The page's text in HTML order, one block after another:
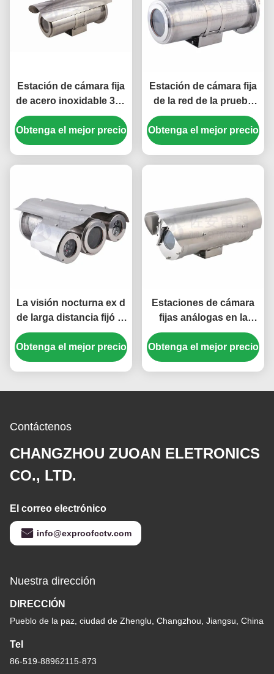
Estación de cámara fija
de acero inoxidable 304
con iluminación integral
Obtenga el mejor precio
Estación de cámara fija
de la red de la prueba
adaptable de la llama en
el entramado de acero
inoxidable 316L
Obtenga el mejor precio
La visión nocturna ex d
de larga distancia fijó la
estación de cámara con
la iluminación integral
Obtenga el mejor precio
Estaciones de cámara
fijas análogas en la
cavidad de acero
inoxidable 316L con el
sistema del limpiador
Obtenga el mejor precio
Contáctenos
CHANGZHOU ZUOAN ELETRONICS
CO., LTD.
El correo electrónico
info@exproofcctv.com
Nuestra dirección
DIRECCIÓN
Pueblo de la paz, ciudad de Zhenglu, Changzhou, Jiangsu, China
Tel
86-519-88962115-873